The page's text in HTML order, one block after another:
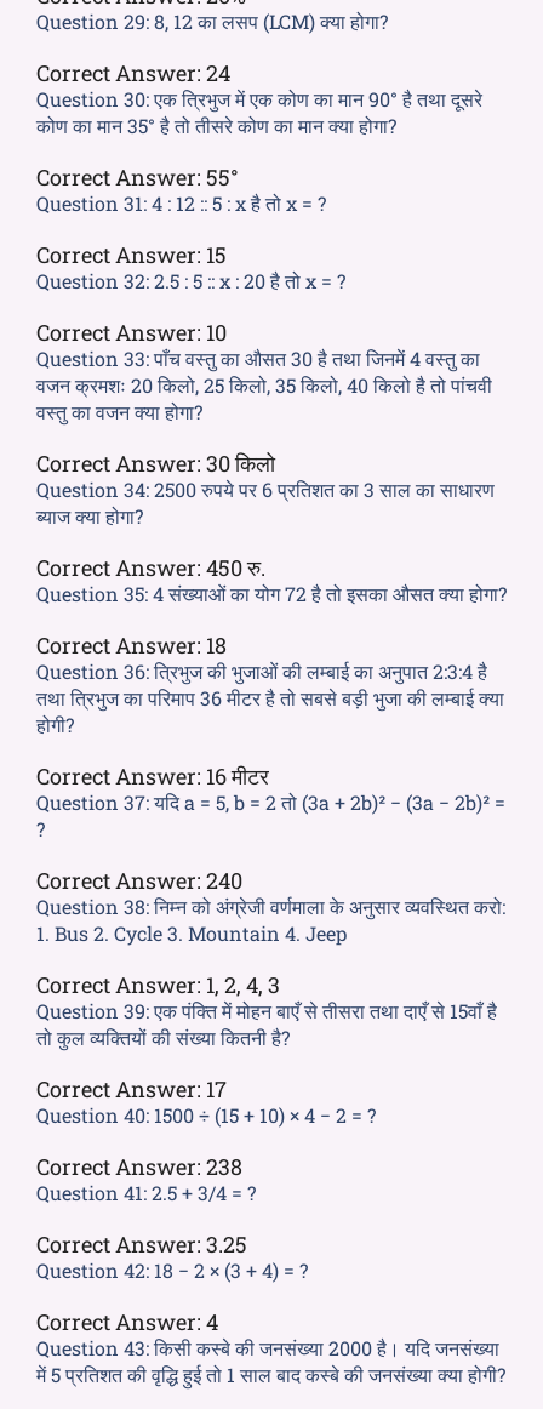
Question 29:8, 12 का लसप (LCM) क्या होगा?
Correct Answer: 24
Question 30:एक त्रिभुज में एक कोण का मान 90° है तथा दूसरे
कोण का मान 35° है तो तीसरे कोण का मान क्या होगा?
Correct Answer: 55°
Question 31:4 : 12 :: 5 : x है तो x = ?
Correct Answer: 15
Question 32:2.5 : 5 :: x : 20 है तो x = ?
Correct Answer: 10
Question 33:पाँच वस्तु का औसत 30 है तथा जिनमें 4 वस्तु का
वजन क्रमशः 20 किलो, 25 किलो, 35 किलो, 40 किलो है तो पांचवी
वस्तु का वजन क्या होगा?
Correct Answer: 30 किलो
Question 34:2500 रुपये पर 6 प्रतिशत का 3 साल का साधारण
ब्याज क्या होगा?
Correct Answer: 450 रु.
Question 35:4 संख्याओं का योग 72 है तो इसका औसत क्या होगा?
Correct Answer: 18
Question 36:त्रिभुज की भुजाओं की लम्बाई का अनुपात 2:3:4 है
तथा त्रिभुज का परिमाप 36 मीटर है तो सबसे बड़ी भुजा की लम्बाई क्या
होगी?
Correct Answer: 16 मीटर
Question 37:यदि a = 5, b = 2 तो (3a + 2b)² − (3a − 2b)² =
?
Correct Answer: 240
Question 38:निम्न को अंग्रेजी वर्णमाला के अनुसार व्यवस्थित करो:
1. Bus 2. Cycle 3. Mountain 4. Jeep
Correct Answer: 1, 2, 4, 3
Question 39:एक पंक्ति में मोहन बाएँ से तीसरा तथा दाएँ से 15वाँ है
तो कुल व्यक्तियों की संख्या कितनी है?
Correct Answer: 17
Question 40: 1500 ÷ (15 + 10) × 4 − 2 = ?
Correct Answer: 238
Question 41:2.5 + 3/4 = ?
Correct Answer: 3.25
Question 42: 18 − 2 × (3 + 4) = ?
Correct Answer: 4
Question 43:किसी कस्बे की जनसंख्या 2000 है। यदि जनसंख्या
में 5 प्रतिशत की वृद्धि हुई तो 1 साल बाद कस्बे की जनसंख्या क्या होगी?